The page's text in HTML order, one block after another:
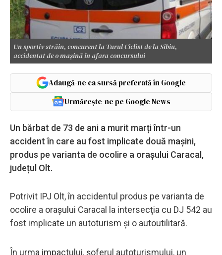
Un sportiv străin, concurent la Turul Ciclist de la Sibiu,
accidentat de o maşină în afara concursului
Adaugă-ne ca sursă preferată în Google
Urmărește-ne pe Google News
Un bărbat de 73 de ani a murit marți într-un
accident în care au fost implicate două mașini,
produs pe varianta de ocolire a orașului Caracal,
județul Olt.
Potrivit IPJ Olt, în accidentul produs pe varianta de
ocolire a orașului Caracal la intersecţia cu DJ 542 au
fost implicate un autoturism şi o autoutilitară.
În urma impactului, șoferul autoturismului, un